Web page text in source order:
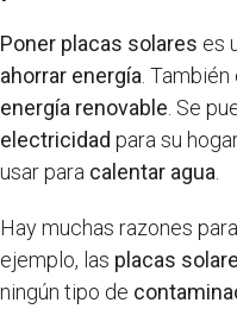
Poner placas solares es
ahorrar energía .
energía renovable . Se
electricidad para su
usar para calentar agua
Hay muchas razones para
ejemplo, las placas
ningún tipo de